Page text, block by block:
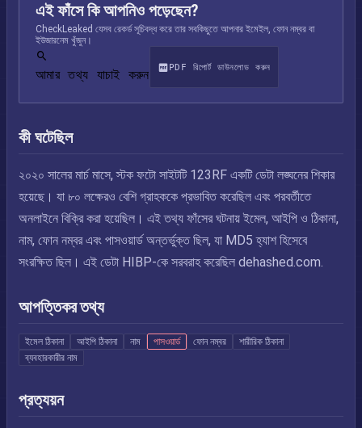
এই ফাঁসে কি আপনিও পড়েছেন?
CheckLeaked যেসব রেকর্ড সূচিবদ্ধ করে তার সবকিছুতে আপনার ইমেইল, ফোন নম্বর বা
ইউজারনেম খুঁজুন।
আমার তথ্য যাচাই করুন PDF রিপোর্ট ডাউনলোড করুন
কী ঘটেছিল
২০২০ সালের মার্চ মাসে, স্টক ফটো সাইটটি 123RF একটি ডেটা লঙ্ঘনের শিকার
হয়েছে। যা ৮০ লক্ষেরও বেশি গ্রাহককে প্রভাবিত করেছিল এবং পরবর্তীতে
অনলাইনে বিক্রি করা হয়েছিল। এই তথ্য ফাঁসের ঘটনায় ইমেল, আইপি ও ঠিকানা,
নাম, ফোন নম্বর এবং পাসওয়ার্ড অন্তর্ভুক্ত ছিল, যা MD5 হ্যাশ হিসেবে
সংরক্ষিত ছিল। এই ডেটা HIBP-কে সরবরাহ করেছিল dehashed.com.
আপত্তিকর তথ্য
ইমেল ঠিকানা আইপি ঠিকানা নাম পাসওয়ার্ড ফোন নম্বর
শারীরিক ঠিকানা
ব্যবহারকারীর নাম
প্রত্যয়ন